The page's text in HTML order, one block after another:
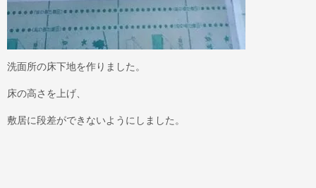
洗面所の床下地を作りました。
床の高さを上げ、
敷居に段差ができないようにしました。